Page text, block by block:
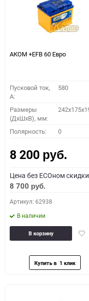
АКОМ +EFB 60 Евро
Пусковой ток,
A:
580
Размеры
(ДхШхВ), мм:
Полярность: 0
8 200 руб.
Цена без ECOном
8 700 руб.
Артикул: 62938
В наличии
В корзину